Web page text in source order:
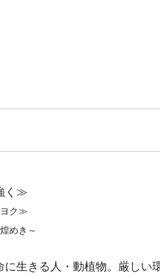
く≫
ヨク≫
めき～
に生きる人・動植物。厳し